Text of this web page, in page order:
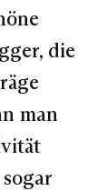
die
man